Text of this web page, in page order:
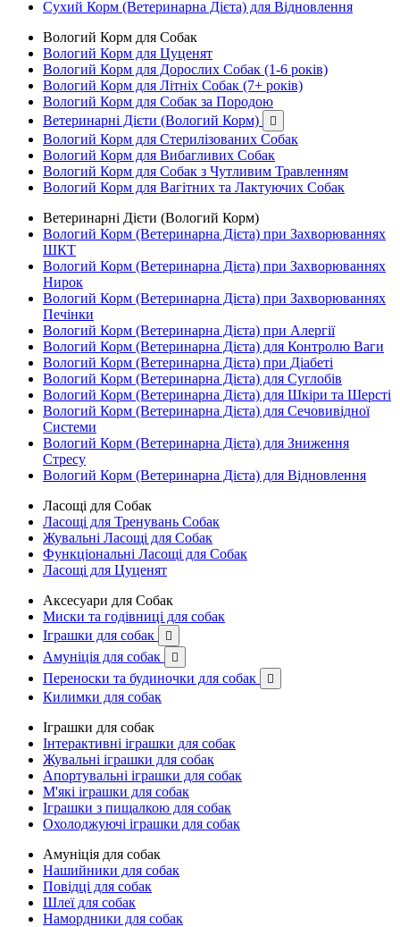
Сухий Корм (Ветеринарна Дієта) для Відновлення
Вологий Корм для Собак
Вологий Корм для Цуценят
Вологий Корм для Дорослих Собак (1-6 років)
Вологий Корм для Літніх Собак (7+ років)
Вологий Корм для Собак за Породою
Ветеринарні Дієти (Вологий Корм)

Вологий Корм для Стерилізованих Собак
Вологий Корм для Вибагливих Собак
Вологий Корм для Собак з Чутливим Травленням
Вологий Корм для Вагітних та Лактуючих Собак
Ветеринарні Дієти (Вологий Корм)
Вологий Корм (Ветеринарна Дієта) при Захворюваннях
ШКТ
Вологий Корм (Ветеринарна Дієта) при Захворюваннях
Нирок
Вологий Корм (Ветеринарна Дієта) при Захворюваннях
Печінки
Вологий Корм (Ветеринарна Дієта) при Алергії
Вологий Корм (Ветеринарна Дієта) для Контролю Ваги
Вологий Корм (Ветеринарна Дієта) при Діабеті
Вологий Корм (Ветеринарна Дієта) для Суглобів
Вологий Корм (Ветеринарна Дієта) для Шкіри та Шерсті
Вологий Корм (Ветеринарна Дієта) для Сечовивідної
Системи
Вологий Корм (Ветеринарна Дієта) для Зниження
Стресу
Вологий Корм (Ветеринарна Дієта) для Відновлення
Ласощі для Собак
Ласощі для Тренувань Собак
Жувальні Ласощі для Собак
Функціональні Ласощі для Собак
Ласощі для Цуценят
Аксесуари для Собак
Миски та годівниці для собак
Іграшки для собак

Амуніція для собак 
Переноски та будиночки для собак 
Килимки для собак
Іграшки для собак
Інтерактивні іграшки для собак
Жувальні іграшки для собак
Апортувальні іграшки для собак
М'які іграшки для собак
Іграшки з пищалкою для собак
Охолоджуючі іграшки для собак
Амуніція для собак
Нашийники для собак
Повідці для собак
Шлеї для собак
Намордники для собак